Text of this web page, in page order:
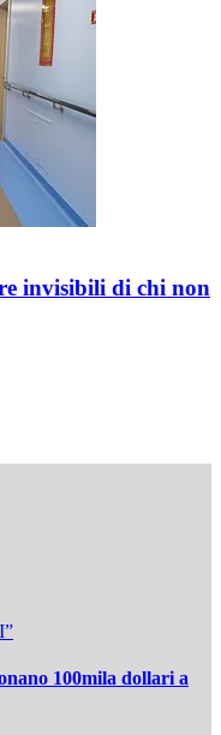
invisibili di chi non
100mila dollari a